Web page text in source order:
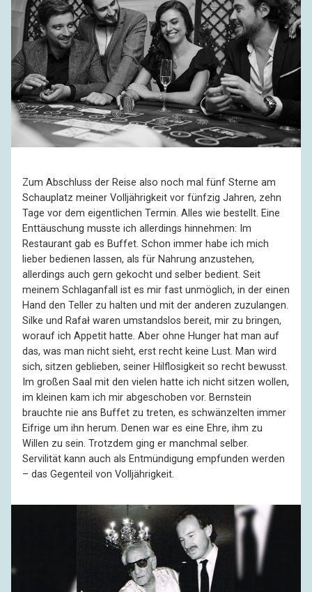
Zum Abschluss der Reise also noch mal fünf Sterne am
Schauplatz meiner Volljährigkeit vor fünfzig Jahren, zehn
Tage vor dem eigentlichen Termin. Alles wie bestellt. Eine
Enttäuschung musste ich allerdings hinnehmen: Im
Restaurant gab es Buffet. Schon immer habe ich mich
lieber bedienen lassen, als für Nahrung anzustehen,
allerdings auch gern gekocht und selber bedient. Seit
meinem Schlaganfall ist es mir fast unmöglich, in der einen
Hand den Teller zu halten und mit der anderen zuzulangen.
Silke und Rafał waren umstandslos bereit, mir zu bringen,
worauf ich Appetit hatte. Aber ohne Hunger hat man auf
das, was man nicht sieht, erst recht keine Lust. Man wird
sich, sitzen geblieben, seiner Hilflosigkeit so recht bewusst.
Im großen Saal mit den vielen hatte ich nicht sitzen wollen,
im kleinen kam ich mir abgeschoben vor. Bernstein
brauchte nie ans Buffet zu treten, es schwänzelten immer
Eifrige um ihn herum. Denen war es eine Ehre, ihm zu
Willen zu sein. Trotzdem ging er manchmal selber.
Servilität kann auch als Entmündigung empfunden werden
– das Gegenteil von Volljährigkeit.